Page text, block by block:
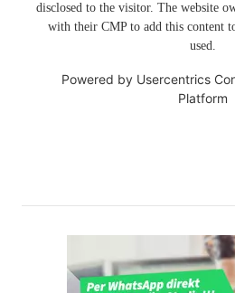
disclosed to the visitor. The website
with their CMP to add this content
used.
Powered by Usercentrics
Platform